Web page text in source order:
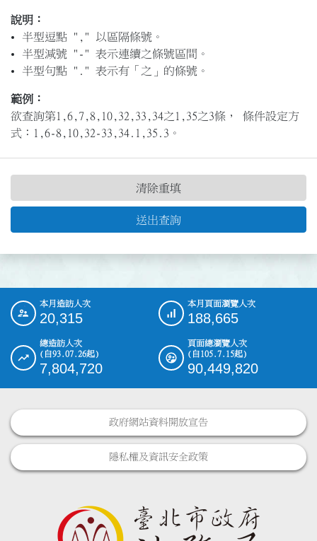
說明：
半型逗點 "," 以區隔條號。
半型減號 "-" 表示連續之條號區間。
半型句點 "." 表示有「之」的條號。
範例：
欲查詢第1,6,7,8,10,32,33,34之1,35之3條， 條件設定方
式：1,6-8,10,32-33,34.1,35.3。
送出查詢
清除重填
::: 本月造訪人次
20,315
本月頁面瀏覽人次
188,665
總造訪人次
(自93.07.26起)
7,804,720
頁面總瀏覽人次
(自105.7.15起)
90,449,820
政府網站資料開放宣告
隱私權及資訊安全政策